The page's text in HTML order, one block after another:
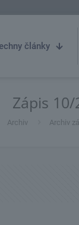
články
Zápis 10/
Archiv Archiv